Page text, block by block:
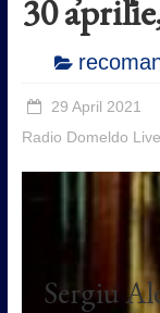
30
29 April 2021
Radio Domeldo Live
Sergiu